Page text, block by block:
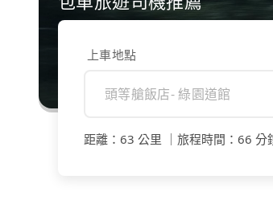
上車地點
距離 ： 63 公里 旅程時間 ： 66 分